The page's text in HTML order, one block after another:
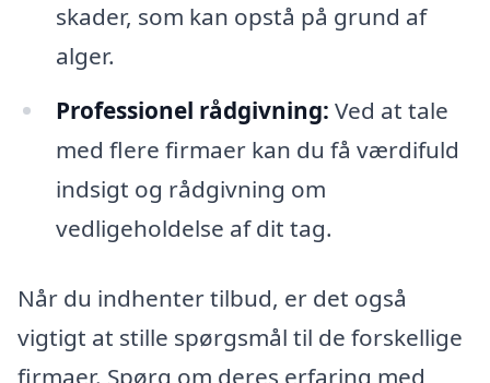
skader, som kan opstå på grund af
alger.
Professionel rådgivning: Ved at tale
med flere firmaer kan du få værdifuld
indsigt og rådgivning om
vedligeholdelse af dit tag.
Når du indhenter tilbud, er det også
vigtigt at stille spørgsmål til de forskellige
firmaer. Spørg om deres erfaring med